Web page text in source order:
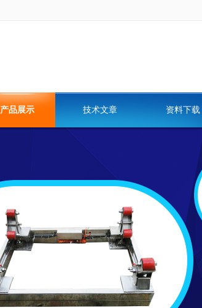
产品展示 技术文章 资料下载